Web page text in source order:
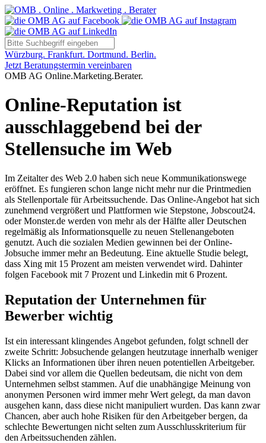
Würzburg. Frankfurt. Dortmund. Berlin.
Jetzt Beratungstermin vereinbaren
OMB AG Online.Marketing.Berater.
Online-Reputation ist
ausschlaggebend bei der
Stellensuche im Web
Im Zeitalter des Web 2.0 haben sich neue Kommunikationswege
eröffnet. Es fungieren schon lange nicht mehr nur die Printmedien
als Stellenportale für Arbeitssuchende. Das Online-Angebot hat sich
zunehmend vergrößert und Plattformen wie Stepstone, Jobscout24.
oder Monster.de werden von mehr als der Hälfte aller Deutschen
regelmäßig als Informationsquelle zu neuen Stellenangeboten
genutzt. Auch die sozialen Medien gewinnen bei der Online-
Jobsuche immer mehr an Bedeutung. Eine aktuelle Studie belegt,
dass Xing mit 15 Prozent am meisten verwendet wird. Dahinter
folgen Facebook mit 7 Prozent und Linkedin mit 6 Prozent.
Reputation der Unternehmen für
Bewerber wichtig
Ist ein interessant klingendes Angebot gefunden, folgt schnell der
zweite Schritt: Jobsuchende gelangen heutzutage innerhalb weniger
Klicks an Informationen über ihren neuen potentiellen Arbeitgeber.
Dabei sind vor allem die Quellen bedeutsam, die nicht von dem
Unternehmen selbst stammen. Auf die unabhängige Meinung von
anonymen Personen wird immer mehr Wert gelegt, da man davon
ausgehen kann, dass diese nicht manipuliert wurden. Das kann zwar
Chancen, aber auch hohe Risiken für den Arbeitgeber bergen, da
schlechte Bewertungen nicht selten zum Ausschlusskriterium für
den Arbeitssuchenden zählen.